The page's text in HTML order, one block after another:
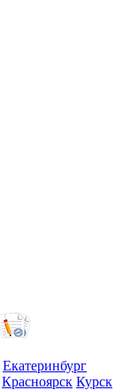
Екатеринбург
Красноярск Курск